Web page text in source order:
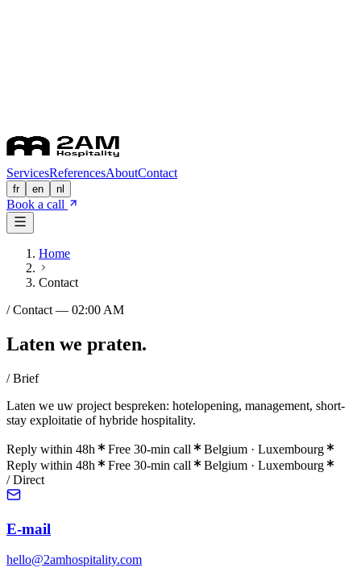
ServicesReferencesAboutContact
fr en nl
Book a call
Home
Contact
/ Contact — 02:00 AM
Laten we praten.
/ Brief
Laten we uw project bespreken: hotelopening, management, short-
stay exploitatie of hybride hospitality.
Reply within 48h Free 30-min call
Belgium · Luxembourg
Reply within 48h
Free 30-min call
Belgium · Luxembourg
/ Direct
E-mail
hello@2amhospitality.com